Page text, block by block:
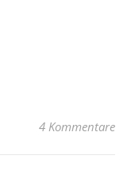
4 Kommentare